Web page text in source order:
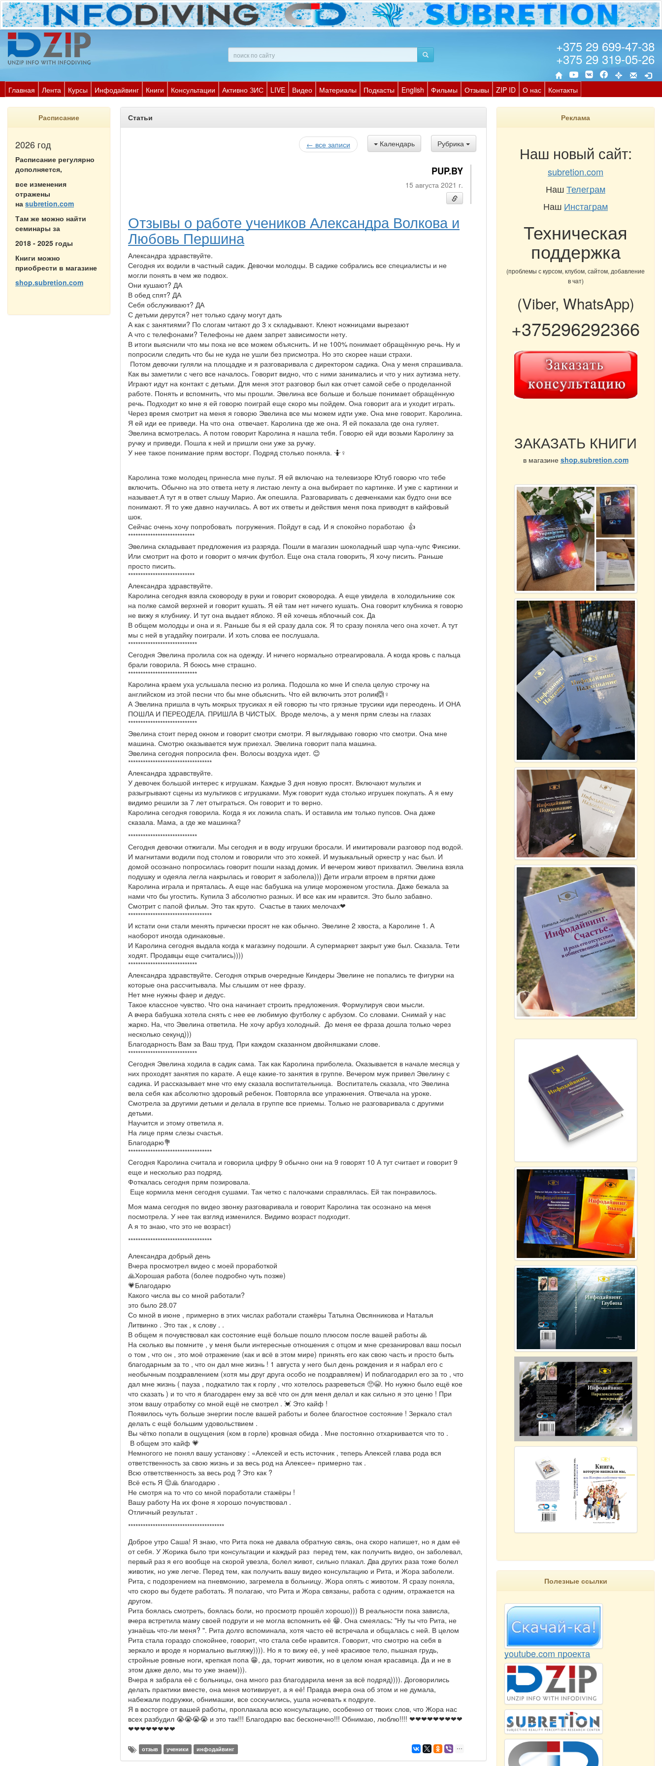
+375 29 699-47-38
+375 29 319-05-26
Главная Лента Курсы Инфодайвинг Книги Консультации Активно ЗИС LIVE Видео Материалы Подкасты English Фильмы Отзывы ZIP ID О нас Контакты
Расписание
2026 год
Расписание регулярно
дополняется,
все изменения
отражены
на subretion.com
Там же можно найти
семинары за
2018 - 2025 годы
Книги можно
приобрести в магазине
shop.subretion.com
Статьи
Рубрика
Календарь
← все записи
PUP.BY
15 августа 2021 г.
Отзывы о работе учеников Александра Волкова и
Любовь Першина
Александра здравствуйте.
Сегодня их водили в частный садик. Девочки молодцы. В садике собрались все специалисты и не
могли понять в чем же подвох.
Они кушают? ДА
В обед спят? ДА
Себя обслуживают? ДА
С детьми дерутся? нет только сдачу могут дать
А как с занятиями? По слогам читают до 3 х складывают. Клеют ножницами вырезают
А что с телефонами? Телефоны не даем запрет зависимости нету.
В итоги выяснили что мы пока не все можем объяснить. И не 100% понимает обращённую речь. Ну и
попросили следить что бы не куда не ушли без присмотра. Но это скорее наши страхи.
Потом девочки гуляли на площадке и я разговаривала с директором садика. Она у меня спрашивала.
Как вы заметили с чего все началось. Говорит видно, что с ними занимались и что у них аутизма нету.
Играют идут на контакт с детьми. Для меня этот разговор был как отчет самой себе о проделанной
работе. Понять и вспомнить, что мы прошли. Эвелина все больше и больше понимает обращённую
речь. Подходит ко мне я ей говорю поиграй еще скоро мы пойдем. Она говорит ага и уходит играть.
Через время смотрит на меня я говорю Эвелина все мы можем идти уже. Она мне говорит. Каролина.
Я ей иди ее приведи. На что она отвечает. Каролина где же она. Я ей показала где она гуляет.
Эвелина всмотрелась. А потом говорит Каролина я нашла тебя. Говорю ей иди возьми Каролину за
ручку и приведи. Пошла к ней и пришли они уже за ручку.
У нее такое понимание прям восторг. Подряд столько поняла. 🤷♀
Каролина тоже молодец принесла мне пульт. Я ей включаю на телевизоре Ютуб говорю что тебе
включить. Обычно на это ответа нету я листаю ленту а она выбирает по картинке. И уже с картинки и
называет.А тут я в ответ слышу Марио. Аж опешила. Разговаривать с девченками как будто они все
понимают. Я то уже давно научилась. А вот их ответы и действия меня пока приводят в кайфовый
шок.
Сейчас очень хочу попробовать погружения. Пойдут в сад. И я спокойно поработаю 👍
***************************
Эвелина складывает предложения из разряда. Пошли в магазин шоколадный шар чупа-чупс Фиксики.
Или смотрит на фото и говорит о мячик футбол. Еще она стала говорить, Я хочу писить. Раньше
просто писить.
***************************
Александра здравствуйте.
Каролина сегодня взяла сковороду в руки и говорит сковородка. А еще увидела в холодильнике сок
на полке самой верхней и говорит кушать. Я ей там нет ничего кушать. Она говорит клубника я говорю
не вижу я клубнику. И тут она выдает яблоко. Я ей хочешь яблочный сок. Да
В общем молодцы и она и я. Раньше бы я ей сразу дала сок. Я то сразу поняла чего она хочет. А тут
мы с ней в угадайку поиграли. И хоть слова ее послушала.
****************************
Сегодня Эвелина пролила сок на одежду. И ничего нормально отреагировала. А когда кровь с пальца
брали говорила. Я боюсь мне страшно.
****************************
Каролина краем уха услышала песню из ролика. Подошла ко мне И спела целую строчку на
английском из этой песни что бы мне обьяснить. Что ей включить этот ролик🙆♀
А Эвелина пришла в чуть мокрых трусиках я ей говорю ты что грязные трусики иди переодень. И ОНА
ПОШЛА И ПЕРЕОДЕЛА. ПРИШЛА В ЧИСТЫХ. Вроде мелочь, а у меня прям слезы на глазах
****************************
Эвелина стоит перед окном и говорит смотри смотри. Я выглядываю говорю что смотри. Она мне
машина. Смотрю оказывается муж приехал. Эвелина говорит папа машина.
Эвелина сегодня попросила фен. Волосы воздуха идет. 😊
**********************************
Александра здравствуйте.
У девочек большой интерес к игрушкам. Каждые 3 дня новую просят. Включают мультик и
разыгрывают сцены из мультиков с игрушками. Муж говорит куда столько игрушек покупать. А я ему
видимо решили за 7 лет отыграться. Он говорит и то верно.
Каролина сегодня говорила. Когда я их ложила спать. И оставила им только пупсов. Она даже
сказала. Мама, а где же машинка?
****************************
Сегодня девочки отжигали. Мы сегодня и в воду игрушки бросали. И имитировали разговор под водой.
И магнитами водили под столом и говорили что это хоккей. И музыкальный оркестр у нас был. И
домой осознано попросилась говорит пошли назад домик. И вечером живот прихватил. Эвелина взяла
подушку и одеяла легла накрылась и говорит я заболела))) Дети играли втроем в прятки даже
Каролина играла и пряталась. А еще нас бабушка на улице мороженом угостила. Даже бежала за
нами что бы угостить. Купила 3 абсолютно разных. И все как им нравится. Это было забавно.
Смотрит с папой фильм. Это так круто. Счастье в таких мелочах❤
**********************************
И кстати они стали менять прически просят не как обычно. Эвелине 2 хвоста, а Каролине 1. А
наоборот иногда одинаковые.
И Каролина сегодня выдала когда к магазину подошли. А супермаркет закрыт уже был. Сказала. Тети
ходят. Продавцы еще считались))))
****************************
Александра здравствуйте. Сегодня открыв очередные Киндеры Эвелине не попались те фигурки на
которые она рассчитывала. Мы слышим от нее фразу.
Нет мне нужны фаер и дедус.
Такое классное чувство. Что она начинает строить предложения. Формулируя свои мысли.
А вчера бабушка хотела снять с нее ее любимую футболку с арбузом. Со словами. Снимай у нас
жарко. На, что Эвелина ответила. Не хочу арбуз холодный. До меня ее фраза дошла только через
несколько секунд)))
Благодарность Вам за Ваш труд. При каждом сказанном двойняшками слове.
****************************
Сегодня Эвелина ходила в садик сама. Так как Каролина приболела. Оказывается в начале месяца у
них проходят занятия по карате. А еще какие-то занятия в группе. Вечером муж привел Эвелину с
садика. И рассказывает мне что ему сказала воспитательница. Воспитатель сказала, что Эвелина
вела себя как абсолютно здоровый ребенок. Повторяла все упражнения. Отвечала на уроке.
Смотрела за другими детьми и делала в группе все приемы. Только не разговаривала с другими
детьми.
Научится и этому ответила я.
На лице прям слезы счастья.
Благодарю💐
**********************************
Сегодня Каролина считала и говорила цифру 9 обычно они на 9 говорят 10 А тут считает и говорит 9
еще и несколько раз подряд.
Фоткалась сегодня прям позировала.
Еще кормила меня сегодня сушами. Так четко с палочками справлялась. Ей так понравилось.
Моя мама сегодня по видео звонку разговаривала и говорит Каролина так осознано на меня
посмотрела. У нее так взгляд изменился. Видимо возраст подходит.
А я то знаю, что это не возраст)
**********************************
Александра добрый день
Вчера просмотрел видео с моей проработкой
🙏Хорошая работа (более подробно чуть позже)
💗Благодарю
Какого числа вы со мной работали?
это было 28.07
Со мной в июне , примерно в этих числах работали стажёры Татьяна Овсянникова и Наталья
Литвинко . Это так , к слову . .
В общем я почувствовал как состояние ещё больше пошло плюсом после вашей работы 🙏
На сколько вы помните , у меня были интересные отношения с отцом и мне срезанировал ваш посыл
о том , что он , это моё отражение (как и всё в этом мире) принять его как свою часть и просто быть
благодарным за то , что он дал мне жизнь ! 1 августа у него был день рождения и я набрал его с
необычным поздравлением (хотя мы друг друга особо не поздравляем) И поблагодарил его за то , что
дал мне жизнь ( пауза , подкатило так к горлу , что хотелось разреветься 🥺😭. Но нужно было ещё кое
что сказать ) и то что я благодарен ему за всё что он для меня делал и как сильно я это ценю ! При
этом вашу отработку со мной ещё не смотрел . 💓 Это кайф !
Появилось чуть больше энергии после вашей работы и более благостное состояние ! Зеркало стал
делать с ещё большим удовольствием .
Вы чётко попали в ощущения (ком в горле) кровная обида . Мне постоянно отхаркивается что то .
В общем это кайф 💗
Немногого не понял вашу установку : «Алексей и есть источник , теперь Алексей глава рода вся
ответственность за свою жизнь и за весь род на Алексее» примерно так .
Всю ответственность за весь род ? Это как ?
Всё есть Я 😌🙏 благодарю .
Не смотря на то что со мной поработали стажёры !
Вашу работу На их фоне я хорошо почувствовал .
Отличный результат .
***************************************
Доброе утро Саша! Я знаю, что Рита пока не давала обратную связь, она скоро напишет, но я дам её
от себя. У Жорика было три консультации и каждый раз перед тем, как получить видео, он заболевал,
первый раз я его вообще на скорой увезла, болел живот, сильно плакал. Два других раза тоже болел
животик, но уже легче. Перед тем, как получить вашу видео консультацию и Рита, и Жора заболели.
Рита, с подозрением на пневмонию, загремела в больницу. Жора опять с животом. Я сразу поняла,
что скоро вы будете работать. Я полагаю, что Рита и Жора связаны, работа с одним, отражается на
другом.
Рита боялась смотреть, боялась боли, но просмотр прошёл хорошо))) В реальности пока зависла,
вчера встретила маму своей подруги и не могла вспомнить её 😁. Она смеялась: "Ну ты что Рита, не
узнаёшь что-ли меня? ". Рита долго вспоминала, хотя часто её встречала и общалась с ней. В целом
Рита стала гораздо спокойнее, говорит, что стала себе нравится. Говорит, что смотрю на себя в
зеркало и вроде я нормально выгляжу)))). Но я то вижу её, у неё красивое тело, пышная грудь,
стройные ровные ноги, крепкая попа 😁, да, торчит животик, но в целом юная красавица. Да и не в
этом даже дело, мы то уже знаем))).
Вчера я забрала её с больницы, она много раз благодарила меня за всё подряд)))). Договорились
делать практики вместе, она меня мотивирует, а я её! Правда вчера она об этом и не думала,
набежали подружки, обнимашки, все соскучились, ушла ночевать к подруге.
Я в восторге от вашей работы, проплакала всю консультацию, особенно от твоих слов, что Жора нас
всех разбудил 😭😭😭😭 и это так!!! Благодарю вас бесконечно!!! Обнимаю, люблю!!!! ❤❤❤❤❤❤❤❤❤
❤❤❤❤❤❤❤❤
отзыв ученики инфодайвинг
Реклама
Наш новый сайт:
subretion.com
НашТелеграм
Наш Инстаграм
Техническая
поддержка
(проблемы с курсом, клубом, сайтом, добавление
в чат)
(Viber, WhatsApp)
+375296292366
ЗАКАЗАТЬ КНИГИ
в магазине shop.subretion.com
Полезные ссылки
youtube.com проекта